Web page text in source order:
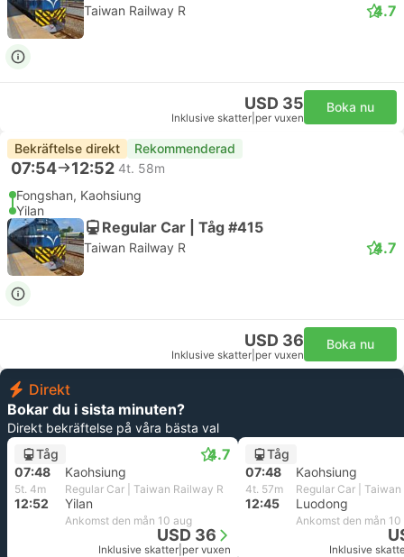
Taiwan Railway R 4.7
USD 35
Inklusive skatter per vuxen
Boka nu
Bekräftelse direkt Rekommenderad
07:54 12:52 4t. 58m
Fongshan, Kaohsiung
Yilan
Regular Car | Tåg #415
Taiwan Railway R 4.7
USD 36
Inklusive skatter per vuxen
Boka nu
Direkt
Bokar du i sista minuten?
Direkt bekräftelse på våra bästa val
Tåg
4.7
07:48 Kaohsiung
5t. 4m Regular Car | Taiwan Railway R
12:52 Yilan
Ankomst den mån 10 aug
USD 36
Inklusive skatter per vuxen
Tåg
07:48
Kaohsiung
4t. 57m Regular Car |
12:45 Luodong
Ankomst den mån 10
Inklusive